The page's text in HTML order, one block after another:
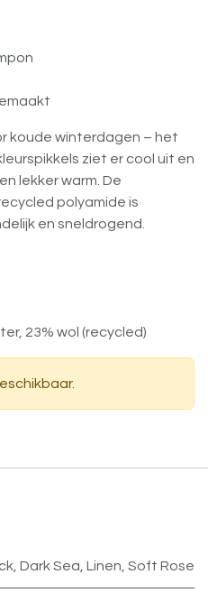
koude winterdagen – het
ziet er cool uit en
lekker warm. De
polyamide is
en sneldrogend.
23% wol (recycled)
Dark Sea Linen Soft Rose